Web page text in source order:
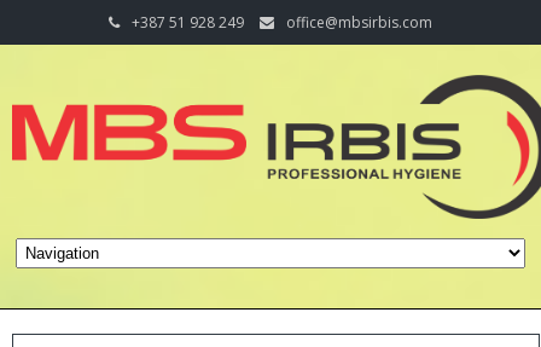
+387 51 928 249 office@mbsirbis.com